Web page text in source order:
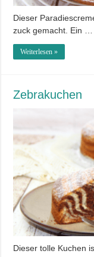
Dieser
zuck gemacht. Ein …
Weiterlesen »
Zebrakuchen
Dieser tolle Kuchen